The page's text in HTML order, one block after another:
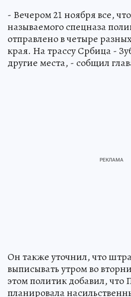
- Вечером 21 ноября все,
называемого спецназа
отправлено в четыре
края. На трассу Србица -
другие места, - собщил
Он также уточнил, что
выписывать утром во
этом политик добавил,
планировала